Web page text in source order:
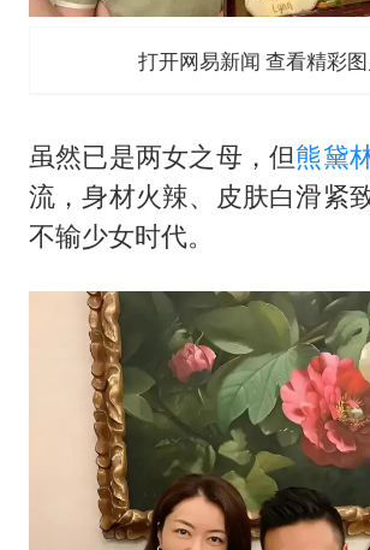
打开网易新闻 查看精彩
虽然已是两女之母，但熊黛
流，身材火辣、皮肤白滑紧
不输少女时代。